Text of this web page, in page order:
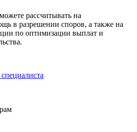
рассчитывать на
в разрешении споров, а также на
по оптимизации выплат и